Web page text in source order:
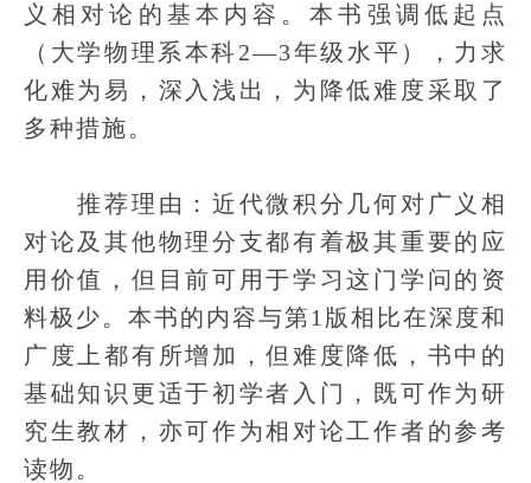
义相对论的基本内容。本书强调低起点
（大学物理系本科2—3年级水平），力求
化难为易，深入浅出，为降低难度采取了
多种措施。
推荐理由：近代微积分几何对广义相
对论及其他物理分支都有着极其重要的应
用价值，但目前可用于学习这门学问的资
料极少。本书的内容与第1版相比在深度和
广度上都有所增加，但难度降低，书中的
基础知识更适于初学者入门，既可作为研
究生教材，亦可作为相对论工作者的参考
读物。